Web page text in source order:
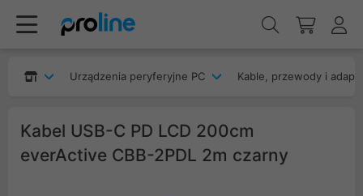
Urządzenia peryferyjne PC Kable, przewody i
Kabel USB-C PD LCD 200cm
everActive CBB-2PDL 2m czarny